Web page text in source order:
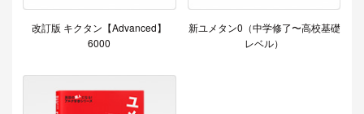
改訂版 キクタン【Advanced】
6000
新ユメタン0（中学修了〜高校基礎
レベル）